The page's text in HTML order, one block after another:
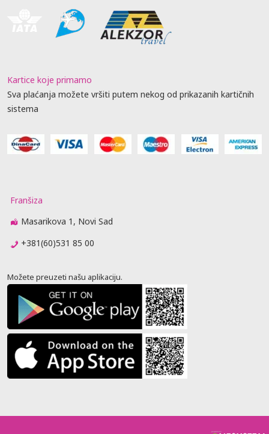
Kartice koje primamo
Sva plaćanja možete vršiti putem nekog od prikazanih kartičnih
sistema
Franšiza
Masarikova 1, Novi Sad
+381(60)531 85 00
Možete preuzeti našu aplikaciju.